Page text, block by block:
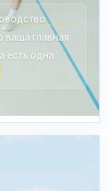
главная
есть одна